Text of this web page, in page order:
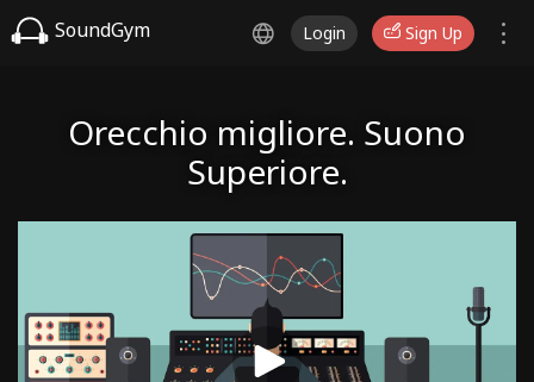
SoundGym Login Sign Up
Orecchio migliore. Suono
Superiore.